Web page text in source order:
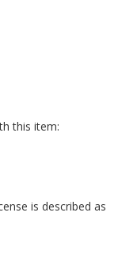
this item:
is described as